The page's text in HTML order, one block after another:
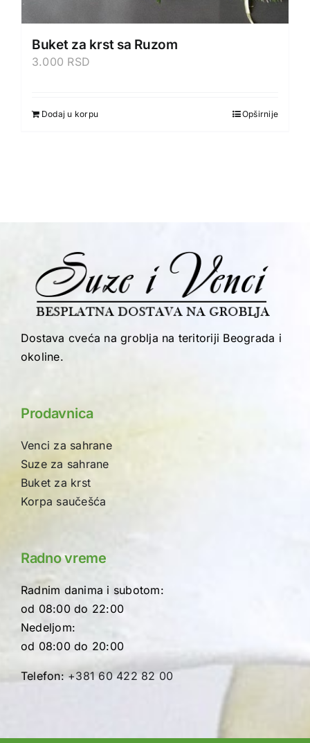
Buket za krst sa Ruzom
3.000 RSD
Dodaj u korpu Opširnije
Dostava cveća na groblja na teritoriji Beograda i
okoline.
Prodavnica
Venci za sahrane
Suze za sahrane
Buket za krst
Korpa saučešća
Radno vreme
Radnim danima i subotom:
od 08:00 do 22:00
Nedeljom:
od 08:00 do 20:00
Telefon: +381 60 422 82 00